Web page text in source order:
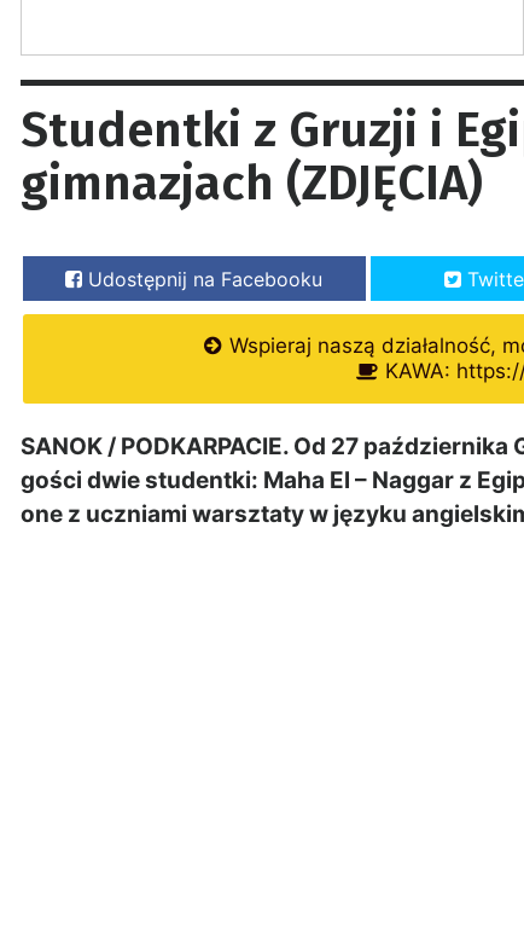
Studentki z Gruzji i
gimnazjach (ZDJĘCIA)
Udostępnij na Facebooku
Wspieraj naszą działalność,
KAWA:
SANOK / PODKARPACIE. Od 27
gości dwie studentki: Maha El – Naggar z
one z uczniami warsztaty w języku